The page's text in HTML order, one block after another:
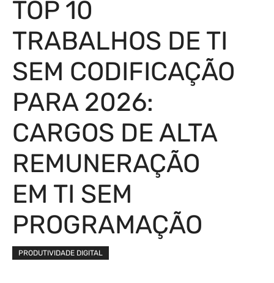
TOP 10
TRABALHOS DE TI
SEM CODIFICAÇÃO
PARA 2026:
CARGOS DE ALTA
REMUNERAÇÃO
EM TI SEM
PROGRAMAÇÃO
PRODUTIVIDADE DIGITAL